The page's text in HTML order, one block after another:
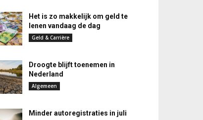
Het is zo makkelijk om geld te
lenen vandaag de dag
Geld & Carrière
Droogte blijft toenemen in
Nederland
Algemeen
Minder autoregistraties in juli